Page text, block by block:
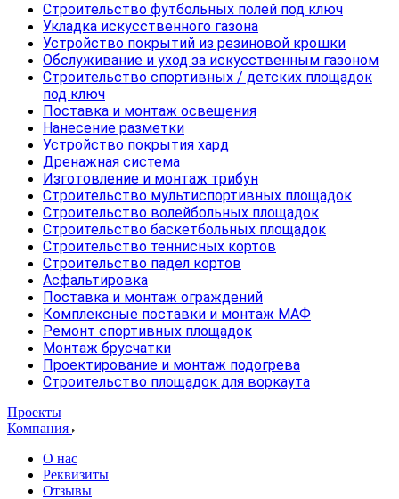
Строительство футбольных полей под ключ
Укладка искусственного газона
Устройство покрытий из резиновой крошки
Обслуживание и уход за искусственным газоном
Строительство спортивных / детских площадок
под ключ
Поставка и монтаж освещения
Нанесение разметки
Устройство покрытия хард
Дренажная система
Изготовление и монтаж трибун
Строительство мультиспортивных площадок
Строительство волейбольных площадок
Строительство баскетбольных площадок
Строительство теннисных кортов
Строительство падел кортов
Асфальтировка
Поставка и монтаж ограждений
Комплексные поставки и монтаж МАФ
Ремонт спортивных площадок
Монтаж брусчатки
Проектирование и монтаж подогрева
Строительство площадок для воркаута
Проекты
Компания
О нас
Реквизиты
Отзывы